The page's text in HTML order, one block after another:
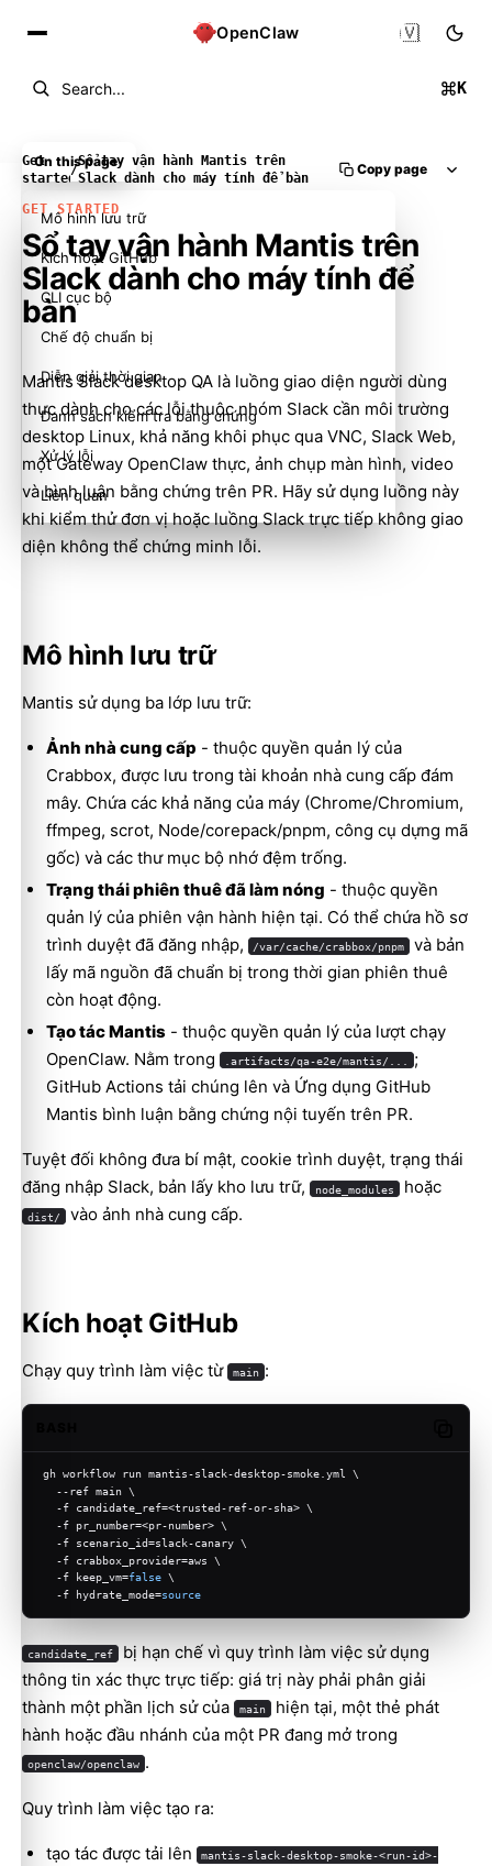
OpenClaw
Search... K
🇻🇳
Get
started
/
Sổ tay vận hành Mantis trên
Slack dành cho máy tính để bàn
Copy page
GET STARTED
Sổ tay vận hành Mantis trên
Slack dành cho máy tính để
bàn
Mantis Slack desktop QA là luồng giao diện người dùng
thực dành cho các lỗi thuộc nhóm Slack cần môi trường
desktop Linux, khả năng khôi phục qua VNC, Slack Web,
một Gateway OpenClaw thực, ảnh chụp màn hình, video
và bình luận bằng chứng trên PR. Hãy sử dụng luồng này
khi kiểm thử đơn vị hoặc luồng Slack trực tiếp không giao
diện không thể chứng minh lỗi.
Mô hình lưu trữ
Mantis sử dụng ba lớp lưu trữ:
Ảnh nhà cung cấp - thuộc quyền quản lý của
Crabbox, được lưu trong tài khoản nhà cung cấp đám
mây. Chứa các khả năng của máy (Chrome/Chromium,
ffmpeg, scrot, Node/corepack/pnpm, công cụ dựng mã
gốc) và các thư mục bộ nhớ đệm trống.
Trạng thái phiên thuê đã làm nóng - thuộc quyền
quản lý của phiên vận hành hiện tại. Có thể chứa hồ sơ
trình duyệt đã đăng nhập,
/var/cache/crabbox/pnpm
và bản
lấy mã nguồn đã chuẩn bị trong thời gian phiên thuê
còn hoạt động.
Tạo tác Mantis- thuộc quyền quản lý của lượt chạy
OpenClaw. Nằm trong
.artifacts/qa-e2e/mantis/...
;
GitHub Actions tải chúng lên và Ứng dụng GitHub
Mantis bình luận bằng chứng nội tuyến trên PR.
Tuyệt đối không đưa bí mật, cookie trình duyệt, trạng thái
đăng nhập Slack, bản lấy kho lưu trữ,
node_modules hoặc
dist/ vào ảnh nhà cung cấp.
Kích hoạt GitHub
Chạy quy trình làm việc từ main :
gh workflow run mantis-slack-desktop-smoke.yml \
  --ref main \
  -f candidate_ref=<trusted-ref-or-sha> \
  -f pr_number=<pr-number> \
  -f scenario_id=slack-canary \
  -f crabbox_provider=aws \
  -f keep_vm=
false \
  -f hydrate_mode=
source
candidate_ref bị hạn chế vì quy trình làm việc sử dụng
thông tin xác thực trực tiếp: giá trị này phải phân giải
thành một phần lịch sử của
main hiện tại, một thẻ phát
hành hoặc đầu nhánh của một PR đang mở trong
openclaw/openclaw .
Quy trình làm việc tạo ra:
tạo tác được tải lên mantis-slack-desktop-smoke-<run-id>-
On this page
Mô hình lưu trữ
Kích hoạt GitHub
CLI cục bộ
Chế độ chuẩn bị
Diễn giải thời gian
Danh sách kiểm tra bằng chứng
Xử lý lỗi
Liên quan